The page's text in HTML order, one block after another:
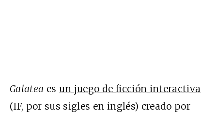
Galatea es un juego de ficción interactiva
(IF, por sus sigles en inglés) creado por